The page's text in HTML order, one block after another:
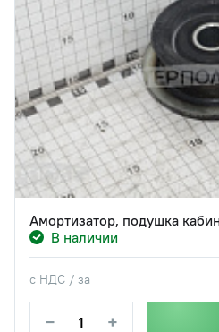
Амортизатор, подушка
В наличии
с НДС / за
− +